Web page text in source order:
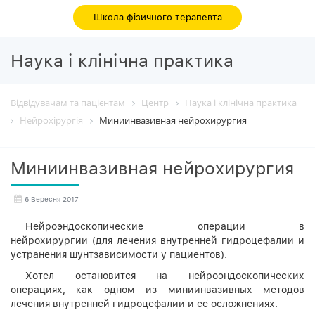
Школа фізичного терапевта
Наука і клінічна практика
Відвідувачам та пацієнтам Центр
Наука і клінічна практика
Нейрохірургія
Миниинвазивная нейрохирургия
Миниинвазивная нейрохирургия
6 Вересня 2017
Нейроэндоскопические операции в
нейрохирургии (для лечения внутренней гидроцефалии и
устранения шунтзависимости у пациентов).
Хотел остановится на нейроэндоскопических
операциях, как одном из миниинвазивных методов
лечения внутренней гидроцефалии и ее осложнениях.